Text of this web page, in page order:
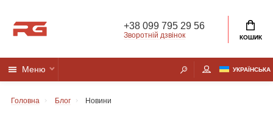
+38 099 795 29 56
Зворотній дзвінок КОШИК
Меню УКРАЇНСЬКА
Головна Блог Новини